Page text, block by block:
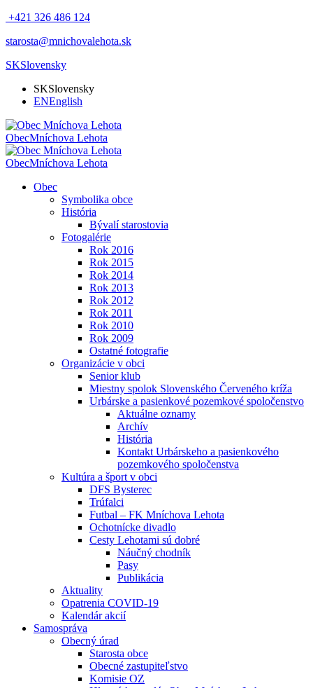
+421 326 486 124
starosta@mnichovalehota.sk
SKSlovensky
SKSlovensky
ENEnglish
ObecMníchova Lehota
ObecMníchova Lehota
Obec
Symbolika obce
História
Bývalí starostovia
Fotogalérie
Rok 2016
Rok 2015
Rok 2014
Rok 2013
Rok 2012
Rok 2011
Rok 2010
Rok 2009
Ostatné fotografie
Organizácie v obci
Senior klub
Miestny spolok Slovenského Červeného kríža
Urbárske a pasienkové pozemkové spoločenstvo
Aktuálne oznamy
Archív
História
Kontakt Urbárskeho a pasienkového
pozemkového spoločenstva
Kultúra a šport v obci
DFS Bysterec
Trúfalci
Futbal – FK Mníchova Lehota
Ochotnícke divadlo
Cesty Lehotami sú dobré
Náučný chodník
Pasy
Publikácia
Aktuality
Opatrenia COVID-19
Kalendár akcií
Samospráva
Obecný úrad
Starosta obce
Obecné zastupiteľstvo
Komisie OZ